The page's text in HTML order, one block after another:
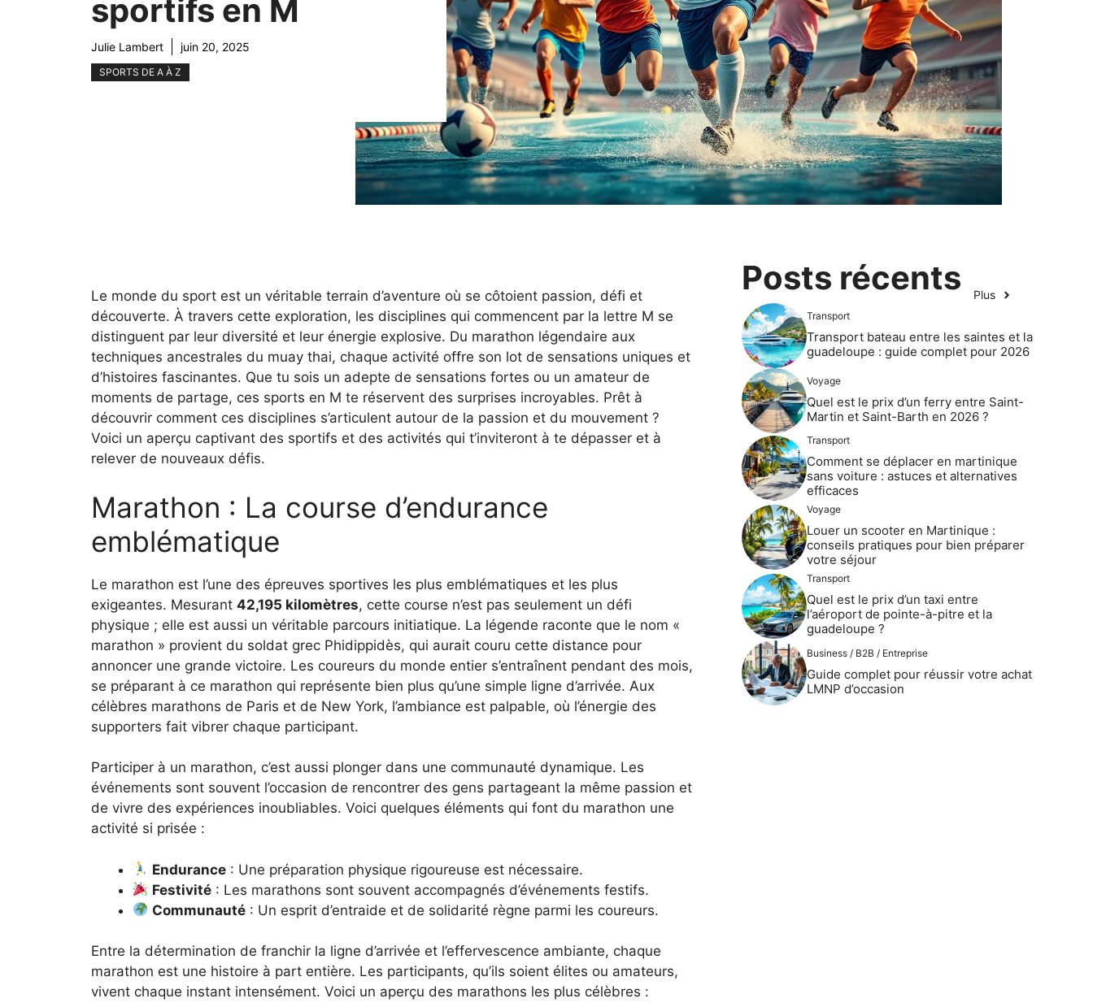
sportifs en M
Julie Lambert juin 20, 2025
SPORTS DE A À Z
Le monde du sport est un véritable terrain d’aventure où se côtoient passion, défi et
découverte. À travers cette exploration, les disciplines qui commencent par la lettre M se
distinguent par leur diversité et leur énergie explosive. Du marathon légendaire aux
techniques ancestrales du muay thai, chaque activité offre son lot de sensations uniques et
d’histoires fascinantes. Que tu sois un adepte de sensations fortes ou un amateur de
moments de partage, ces sports en M te réservent des surprises incroyables. Prêt à
découvrir comment ces disciplines s’articulent autour de la passion et du mouvement ?
Voici un aperçu captivant des sportifs et des activités qui t’inviteront à te dépasser et à
relever de nouveaux défis.
Marathon : La course d’endurance
emblématique
Le marathon est l’une des épreuves sportives les plus emblématiques et les plus
exigeantes. Mesurant 42,195 kilomètres, cette course n’est pas seulement un défi
physique ; elle est aussi un véritable parcours initiatique. La légende raconte que le nom «
marathon » provient du soldat grec Phidippidès, qui aurait couru cette distance pour
annoncer une grande victoire. Les coureurs du monde entier s’entraînent pendant des mois,
se préparant à ce marathon qui représente bien plus qu’une simple ligne d’arrivée. Aux
célèbres marathons de Paris et de New York, l’ambiance est palpable, où l’énergie des
supporters fait vibrer chaque participant.
Participer à un marathon, c’est aussi plonger dans une communauté dynamique. Les
événements sont souvent l’occasion de rencontrer des gens partageant la même passion et
de vivre des expériences inoubliables. Voici quelques éléments qui font du marathon une
activité si prisée :
Endurance : Une préparation physique rigoureuse est nécessaire.
Festivité : Les marathons sont souvent accompagnés d’événements festifs.
Communauté : Un esprit d’entraide et de solidarité règne parmi les coureurs.
Entre la détermination de franchir la ligne d’arrivée et l’effervescence ambiante, chaque
marathon est une histoire à part entière. Les participants, qu’ils soient élites ou amateurs,
vivent chaque instant intensément. Voici un aperçu des marathons les plus célèbres :
Posts récents Plus
Transport
Transport bateau entre les saintes et la
guadeloupe : guide complet pour 2026
Voyage
Quel est le prix d’un ferry entre Saint-
Martin et Saint-Barth en 2026 ?
Transport
Comment se déplacer en martinique
sans voiture : astuces et alternatives
efficaces
Voyage
Louer un scooter en Martinique :
conseils pratiques pour bien préparer
votre séjour
Transport
Quel est le prix d’un taxi entre
l’aéroport de pointe-à-pitre et la
guadeloupe ?
Business / B2B / Entreprise
Guide complet pour réussir votre achat
LMNP d’occasion